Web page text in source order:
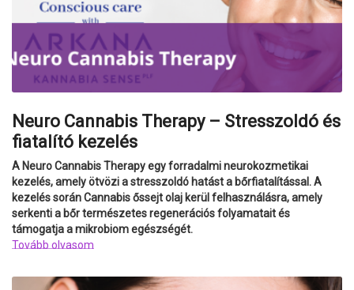
Neuro Cannabis Therapy – Stresszoldó és
fiatalító kezelés
A Neuro Cannabis Therapy egy forradalmi neurokozmetikai
kezelés, amely ötvözi a stresszoldó hatást a bőrfiatalítással. A
kezelés során Cannabis őssejt olaj kerül felhasználásra, amely
serkenti a bőr természetes regenerációs folyamatait és
támogatja a mikrobiom egészségét.
Tovább olvasom